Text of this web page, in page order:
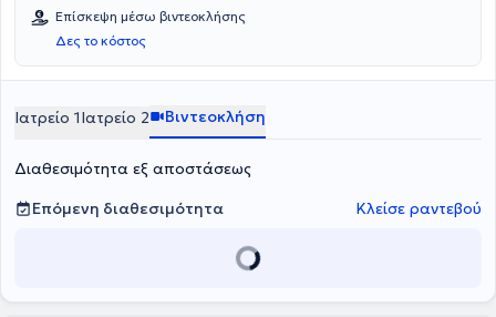
Επίσκεψη μέσω βιντεοκλήσης
Δες το κόστος
Ιατρείο 1Ιατρείο 2 Βιντεοκλήση
Διαθεσιμότητα εξ αποστάσεως
Επόμενη διαθεσιμότητα
Κλείσε ραντεβού